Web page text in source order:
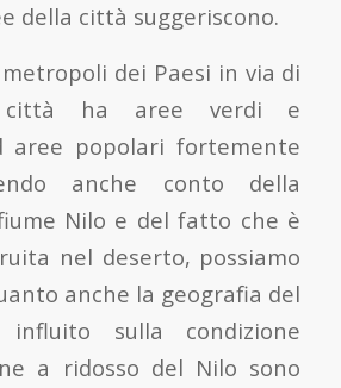
della città suggeriscono.
dei Paesi in via di
città ha aree verdi e
aree popolari fortemente
anche conto della
Nilo e del fatto che è
nel deserto, possiamo
anche la geografia del
sulla condizione
a ridosso del Nilo sono